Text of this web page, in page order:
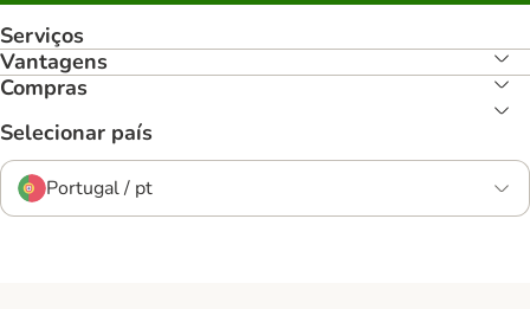
Serviços
Vantagens
Compras
Selecionar país
Portugal / pt